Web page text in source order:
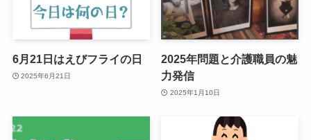
6月21日はえびフライの日
2025年6月21日
2025年問題と介護職員の魅
力発信
2025年1月10日